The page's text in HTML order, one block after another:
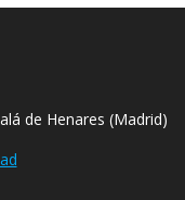
de Henares (Madrid)